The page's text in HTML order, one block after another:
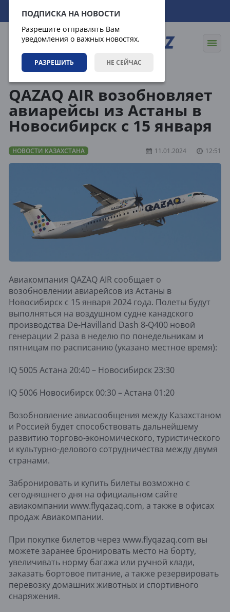
ПОДПИСКА НА НОВОСТИ
Разрешите отправлять Вам
уведомления о важных новостях.
РАЗРЕШИТЬ НЕ СЕЙЧАС
08.08.2026 14:42:30
QAZAQ AIR возобновляет
авиарейсы из Астаны в
Новосибирск с 15 января
НОВОСТИ КАЗАХСТАНА 11.01.2024 12:51
Авиакомпания QAZAQ AIR сообщает о
возобновлении авиарейсов из Астаны в
Новосибирск с 15 января 2024 года. Полеты будут
выполняться на воздушном судне канадского
производства De-Havilland Dash 8-Q400 новой
генерации 2 раза в неделю по понедельникам и
пятницам по расписанию (указано местное время):
IQ 5005 Астана 20:40 – Новосибирск 23:30
IQ 5006 Новосибирск 00:30 – Астана 01:20
Возобновление авиасообщения между Казахстаном
и Россией будет способствовать дальнейшему
развитию торгово-экономического, туристического
и культурно-делового сотрудничества между двумя
странами.
Забронировать и купить билеты возможно с
сегодняшнего дня на официальном сайте
авиакомпании www.flyqazaq.com, а также в офисах
продаж Авиакомпании.
При покупке билетов через www.flyqazaq.com вы
можете заранее бронировать место на борту,
увеличивать норму багажа или ручной клади,
заказать бортовое питание, а также резервировать
перевозку домашних животных и спортивного
снаряжения.